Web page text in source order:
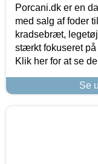
Porcani.dk er en
med salg af foder
kradsebræt,
stærkt fokuseret
Klik her for at se
Se